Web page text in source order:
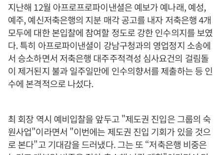
지난해 12월 아프로프로파이낸셜은 예보가 예나래, 예성,
예주, 예신저축은행의 지분 매각 공고를 내자 저축은행 4개
모두에 대한 본입찰에 참여할 정도로 강한 인수의지를 보였
다. 특히 아프로파이낸셜이 강남구청과의 영업정지 소송에
서 승소하면서 저축은행 대주주적격성 심사요건의 걸림돌
이 제거된지 불과 일주일만에 인수의향서를 제출하는 등 인
수에 본격적으로 나섰다.
최 회장 역시 예비입찰을 앞두고 "제도권 진입은 그룹의 숙
원사업"이라면서 "이번에는 제도권 진입 기회가 있을 것으
로 본다"고 기대감을 드러냈다. 그는 또 “저축은행 비중은